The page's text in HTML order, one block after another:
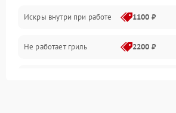
Программное обеспечение
Искры внутри при работе 1100 ₽
Не работает гриль 2200 ₽